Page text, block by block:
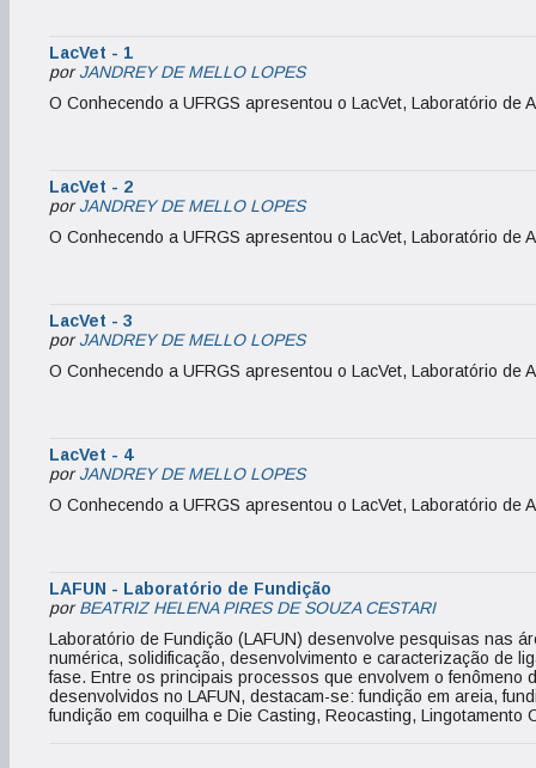
LacVet - 1
porJANDREY DE MELLO LOPES
O Conhecendo a UFRGS apresentou o LacVet, Laboratório de
LacVet - 2
porJANDREY DE MELLO LOPES
O Conhecendo a UFRGS apresentou o LacVet, Laboratório de
LacVet - 3
porJANDREY DE MELLO LOPES
O Conhecendo a UFRGS apresentou o LacVet, Laboratório de
LacVet - 4
porJANDREY DE MELLO LOPES
O Conhecendo a UFRGS apresentou o LacVet, Laboratório de
LAFUN - Laboratório de Fundição
porBEATRIZ HELENA PIRES DE SOUZA CESTARI
Laboratório de Fundição (LAFUN) desenvolve pesquisas nas
numérica, solidificação, desenvolvimento e caracterização de
fase. Entre os principais processos que envolvem o fenômeno
desenvolvidos no LAFUN, destacam-se: fundição em areia,
fundição em coquilha e Die Casting, Reocasting, Lingotamento